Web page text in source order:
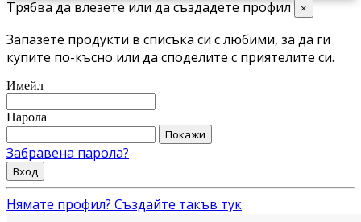
Трябва да влезете или да създадете профил ×
Запазете продукти в списъка си с любими, за да ги
купите по-късно или да споделите с приятелите си.
Имейл
Парола
Покажи
Забравена парола?
Вход
Нямате профил? Създайте такъв тук